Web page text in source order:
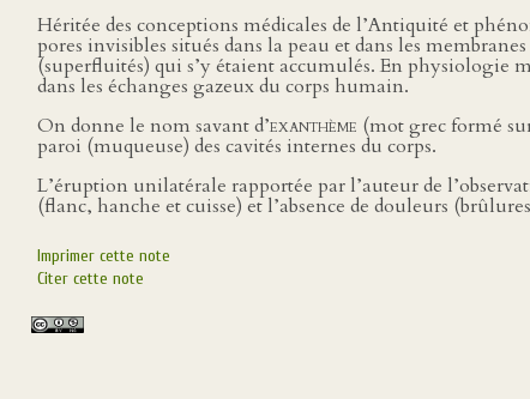
Héritée des conceptions médicales de l’Antiquité et
pores invisibles situés dans la peau et dans les
(superfluités) qui s’y étaient accumulés. En physiologie
dans les échanges gazeux du corps humain.
On donne le nom savant d’exanthème (mot grec formé
paroi (muqueuse) des cavités internes du corps.
L’éruption unilatérale rapportée par l’auteur de
(flanc, hanche et cuisse) et l’absence de douleurs
Imprimer cette note
Citer cette note